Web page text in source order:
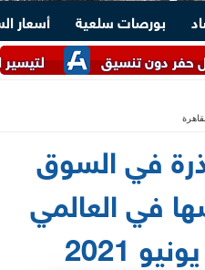
بورصات سلعية
أسعار
لتيسير الإجراءات..
تنسيق
في السوق
في العالمي